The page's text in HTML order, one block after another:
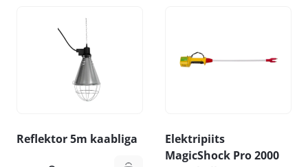
Reflektor 5m kaabliga
Elektripiits
MagicShock Pro 2000